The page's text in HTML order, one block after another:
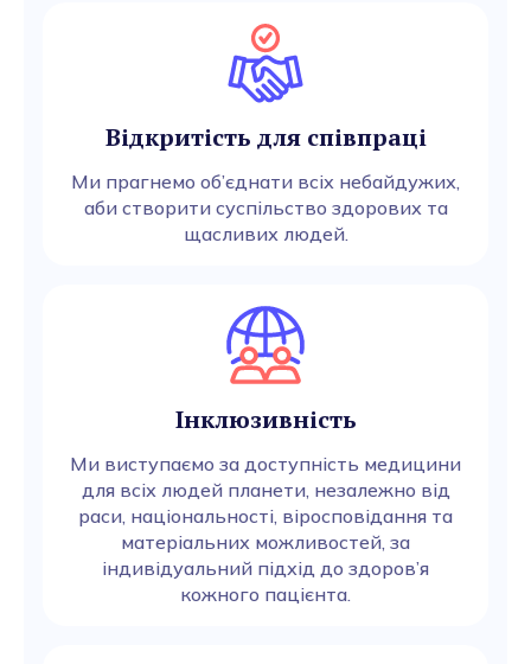
Відкритість для співпраці
Ми прагнемо об’єднати всіх небайдужих,
аби створити суспільство здорових та
щасливих людей.
Інклюзивність
Ми виступаємо за доступність медицини
для всіх людей планети, незалежно від
раси, національності, віросповідання та
матеріальних можливостей, за
індивідуальний підхід до здоров’я
кожного пацієнта.